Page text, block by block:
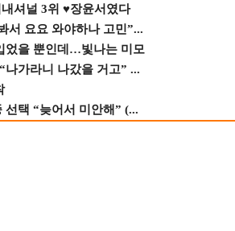
셔널 3위 ♥장윤서였다
서 요요 와야하나 고민”...
었을 뿐인데…빛나는 미모
나가라니 나갔을 거고” ...
택 “늦어서 미안해” (...